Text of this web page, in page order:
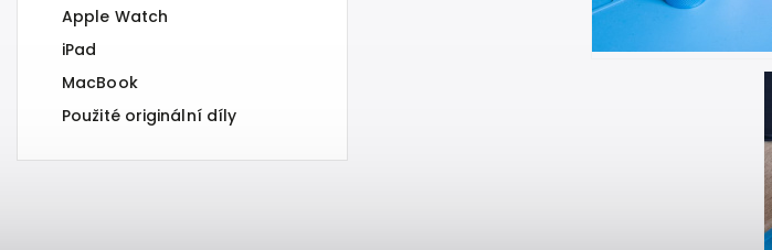
Apple Watch
iPad
MacBook
Použité originální díly